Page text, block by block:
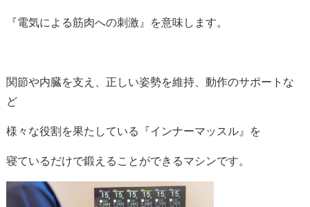
『電気による筋肉への刺激』を意味します。
関節や内臓を支え、正しい姿勢を維持、動作のサポートな
ど
様々な役割を果たしている『インナーマッスル』を
寝ているだけで鍛えることができるマシンです。